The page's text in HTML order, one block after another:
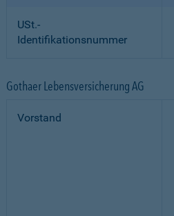
USt.-
Identifikationsnummer
Gothaer Lebensversicherung AG
Vorstand